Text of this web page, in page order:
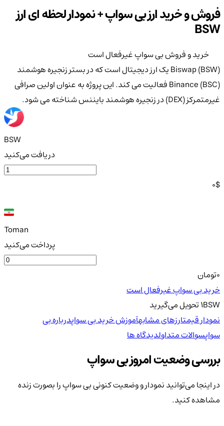
فروش و خرید ارز بی سواپ + نمودار لحظه ای ارز
BSW
خرید و فروش بی سواپ غیرفعال است
Biswap (BSW) یک ارز دیجیتال است که در بستر زنجیره هوشمند
Binance (BSC) فعالیت می کند. این پروژه به عنوان اولین صرافی
غیرمتمرکز (DEX) در زنجیره هوشمند بایننس شناخته می شود.
BSW
دریافت می‌کنید
0$
Toman
پرداخت می‌کنید
تومان
خرید بی سواپ غیرفعال است
1BSWتحویلمی‌گیرید
نمودار قیمتارزهای مشابهآموزش خرید بی سواپدرباره بی
سواپسوالات متداولدیدگاه ها
بررسی وضعیت امروز بی سواپ
در اینجا می‌توانید نمودار و وضعیت کنونی بی سواپ را بصورت زنده
مشاهده کنید.